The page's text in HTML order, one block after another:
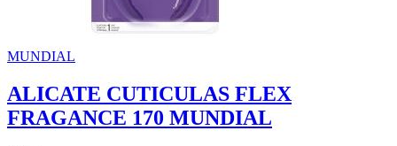
MUNDIAL
ALICATE CUTICULAS FLEX
FRAGANCE 170 MUNDIAL